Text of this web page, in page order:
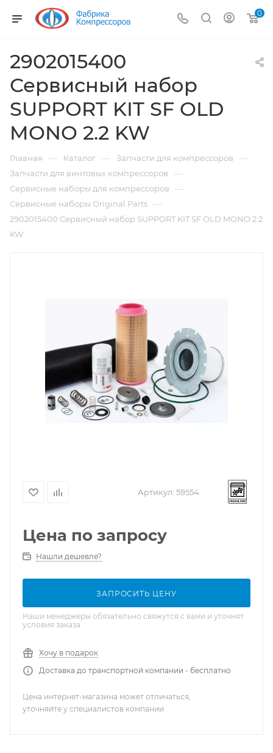
0
2902015400
Сервисный набор
SUPPORT KIT SF OLD
MONO 2.2 KW
Главная — Каталог — Запчасти для компрессоров —
Запчасти для винтовых компрессоров —
Сервисные наборы для компрессоров —
Сервисные наборы Original Parts —
2902015400 Сервисный набор SUPPORT KIT SF OLD MONO 2.2
KW
Артикул: 59554
Цена по запросу
Нашли дешевле?
ЗАПРОСИТЬ ЦЕНУ
Наши менеджеры обязательно свяжутся с вами и уточнят
условия заказа
Хочу в подарок
Доставка до транспортной компании - бесплатно
Цена интернет-магазина может отличаться,
уточняйте у специалистов компании